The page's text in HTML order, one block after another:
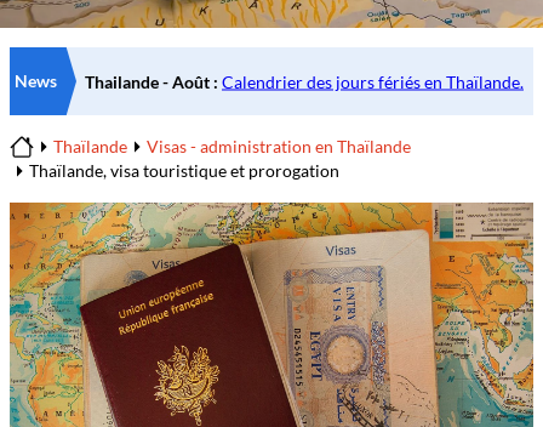
News
Home
Thaïlande
Visas - administration en Thaïlande
Thaïlande, visa touristique et prorogation